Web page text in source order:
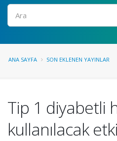
Ara
ANA SAYFA SON EKLENEN YAYINLAR
Tip 1 diyabetli
kullanılacak